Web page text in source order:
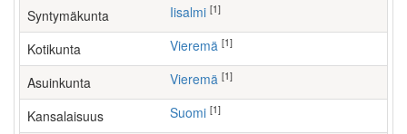
Syntymäkunta Iisalmi [1]
Kotikunta Vieremä [1]
Asuinkunta Vieremä [1]
Kansalaisuus Suomi [1]